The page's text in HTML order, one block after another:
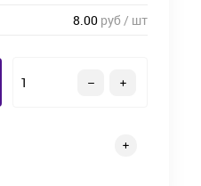
8.00 руб / шт